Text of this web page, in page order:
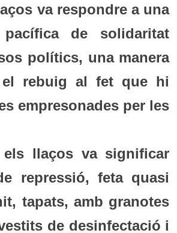
va respondre a una
pacífica de solidaritat
polítics, una manera
el rebuig al fet que hi
empresonades per les
llaços va significar
repressió, feta quasi
tapats, amb granotes
de desinfectació i